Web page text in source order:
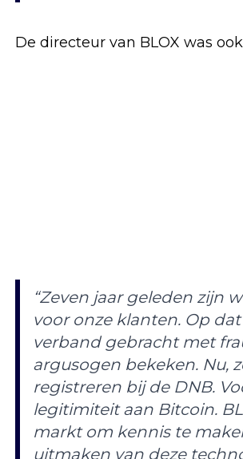
De directeur van BLOX was
“Zeven jaar geleden zijn
voor onze klanten. Op
verband gebracht met
argusogen bekeken. Nu,
registreren bij de DNB.
legitimiteit aan Bitcoin.
markt om kennis te
uitmaken van deze